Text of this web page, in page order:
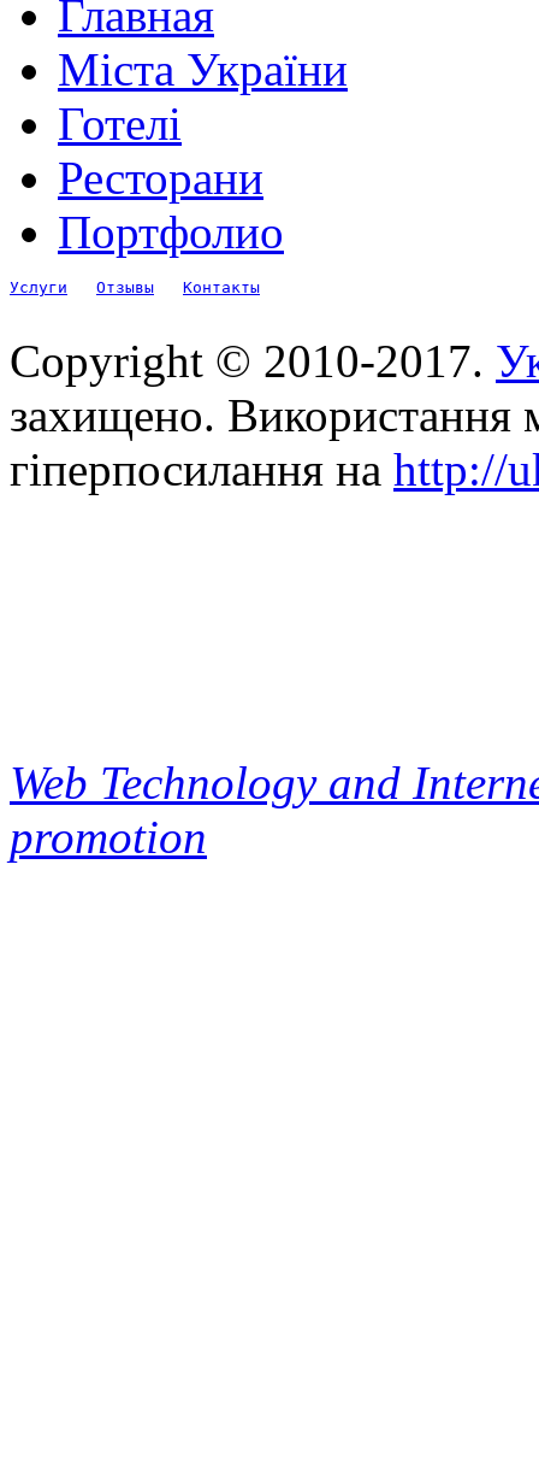
Главная
Міста України
Готелі
Ресторани
Портфолио
Услуги Отзывы Контакты
Copyright © 2010-2017.
захищено. Використання
гіперпосилання на http://
Web Technology and
promotion